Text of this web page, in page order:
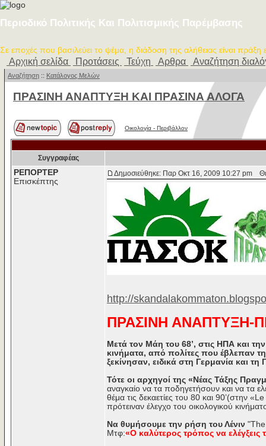
Περιοδικό Πολιτικής Και Πολιτισμικής Παρέμβασης
Σε εποχές που βασιλεύει το ψέμα, η διάδοση της αλήθειας είναι πράξη
Αρχική σελίδα Προτάσεις Τεύχη Αρθρα Αναζήτηση
Αναζήτηση :: Κατάλογος Μελών
ΠΡΑΣΙΝΗ ΑΝΑΠΤΥΞΗ ΚΑΙ ΠΡΑΣΙΝΑ ΑΛΟΓΑ
Οικολογία - Περιβάλλον
Συγγραφέας
ΡΕΠΟΡΤΕΡ
Επισκέπτης
Δημοσιεύθηκε: Παρ Οκτ 16, 2009 10:27 pm
http://
ΠΡΑΣΙΝΗ ΑΝΑΠΤΥΞΗ-
Μετά τον Μάη του 68’, στις ΗΠΑ και
κινήματα, από πολίτες που έβλεπαν
ξεκίνησαν, ειδικά στη Γερμανία και
Τότε οι αρχηγοί της «Νέας Τάξης
αναγκαίο να τα ποδηγετήσουν και να τα
θέμα τις δεκαετίες του 80 και 90’(στην
πρότειναν έλεγχο του οικολογικού
Να θυμήσουμε την ρήση του Λένιν
Μτφ:«Ο καλύτερος τρόπος να ελέγξεις